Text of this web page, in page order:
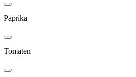
Paprika
Tomaten